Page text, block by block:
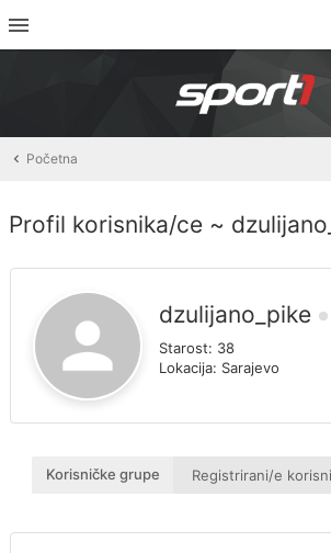
Početna
Profil korisnika/ce ~
dzulijano_pike
Starost: 38
Lokacija: Sarajevo
Korisničke grupe